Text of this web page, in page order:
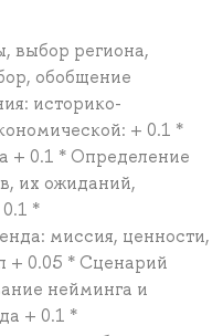
выбор региона,
обобщение
историко-
+ 0.1 *
+ 0.1 * Определение
их ожиданий,
*
миссия, ценности,
+ 0.05 * Сценарий
нейминга и
+ 0.1 *